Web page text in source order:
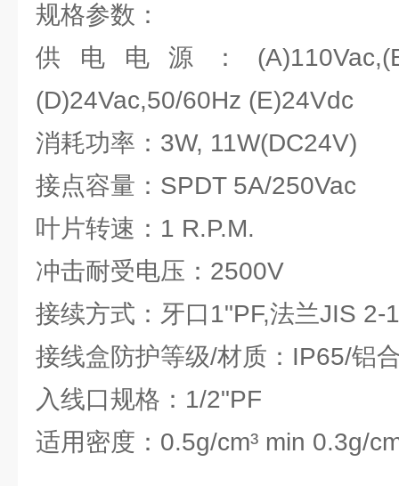
规格参数：
供电电源：
(D)24Vac,50/60Hz (E)24Vdc
消耗功率：3W, 11W(DC24V)
接点容量：SPDT 5A/250Vac
叶片转速：1 R.P.M.
冲击耐受电压：2500V
接续方式：牙口1"PF,法兰JIS 2-
接线盒防护等级/材质：IP65/铝
入线口规格：1/2"PF
适用密度：0.5g/cm³ min 0.3g/